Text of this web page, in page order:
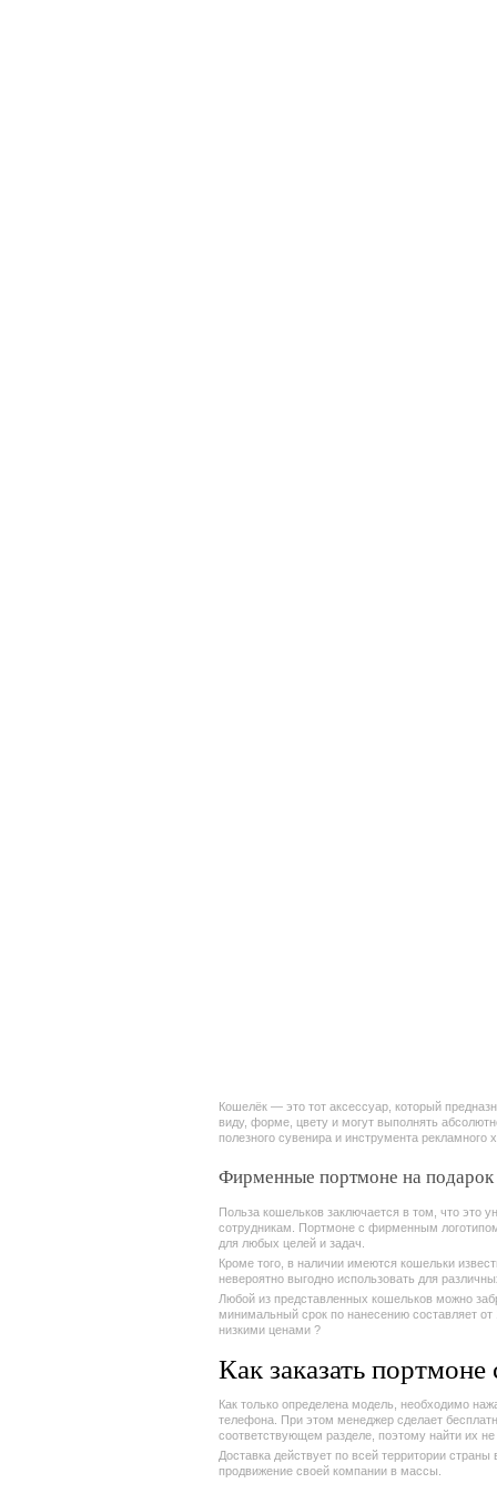
Кошелёк — это тот аксессуар, который
виду, форме, цвету и могут выполнять
полезного сувенира и инструмента рекламного
Фирменные портмоне на подарок
Польза кошельков заключается в том, что это
сотрудникам. Портмоне с фирменным
для любых целей и задач.
Кроме того, в наличии имеются кошельки
невероятно выгодно использовать для
Любой из представленных кошельков можно
минимальный срок по нанесению составляет от
низкими ценами ?
Как заказать
Как только определена модель, необходимо
телефона. При этом менеджер сделает
соответствующем разделе, поэтому найти их не
Доставка действует по всей территории
продвижение своей компании в массы.